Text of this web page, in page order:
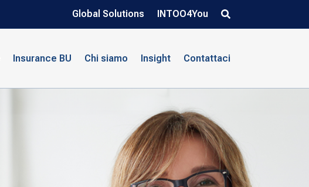
Global Solutions INTOO4You
Insurance BU Chi siamo Insight Contattaci